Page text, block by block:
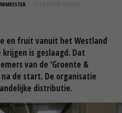
12 FEB 2019 OM 10:20
en fruit vanuit het Westland
is geslaagd. Dat
van de 'Groente &
de start. De organisatie
distributie.